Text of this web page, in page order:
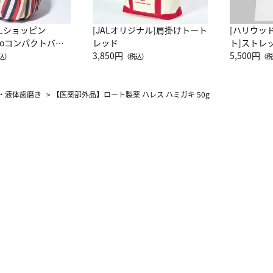
ョッピン
ンパクトバッ
室乗務員
）
[JALオリジナル]肩掛けトート
レッド
3,850円 （税込）
[ハリウッ
ト]ストレ
ーネック
5,500円 （
液体歯磨き > 【医薬部外品】ロート製薬 ハレス ハミガキ 50g